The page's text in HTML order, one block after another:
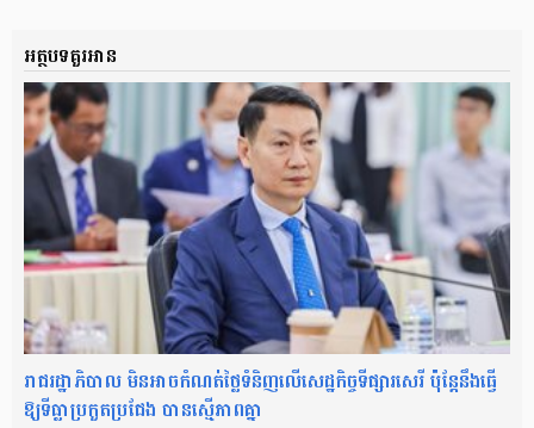
អត្ថបទគួរអាន
រាជរដ្ឋាភិបាល មិនអាចកំណត់ថ្លៃទំនិញលើសេដ្ឋកិច្ចទីផ្សារសេរី ប៉ុន្តែនឹងធ្វើ
ឱ្យទីធ្លាប្រកួតប្រជែង បានស្មើភាពគ្នា